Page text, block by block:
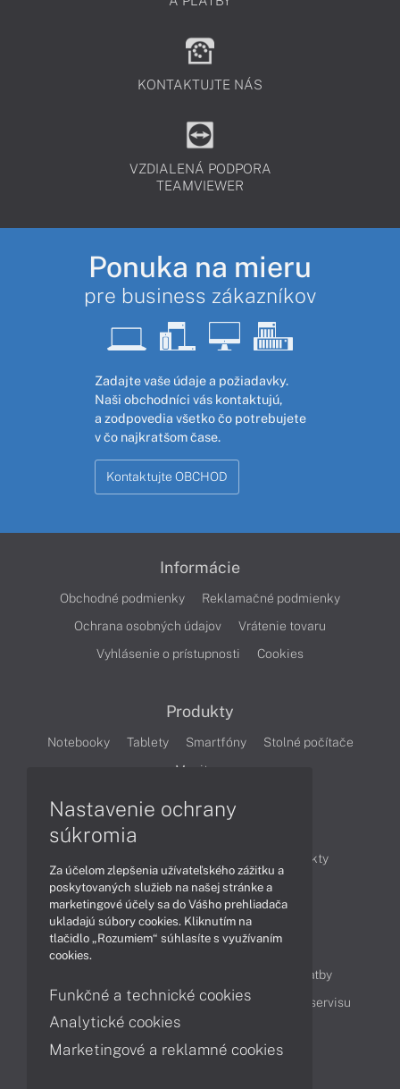
KONTAKTUJTE NÁS
VZDIALENÁ PODPORA
TEAMVIEWER
Ponuka na mieru
pre business zákazníkov
Zadajte vaše údaje a požiadavky.
Naši obchodníci vás kontaktujú,
a zodpovedia všetko čo potrebujete
v čo najkratšom čase.
Kontaktujte OBCHOD
Informácie
Obchodné podmienky
Reklamačné podmienky
Ochrana osobných údajov
Vrátenie tovaru
Vyhlásenie o prístupnosti
Cookies
Produkty
Notebooky Tablety Smartfóny
Stolné počítače
Monitory
Produkty
Technológie
Videá
Obsah
Možnosti doručenia a platby
Podpora a servis
Servisné služby Cenník servisu
Kontakty
Nastavenie ochrany
súkromia
Za účelom zlepšenia užívateľského zážitku a
poskytovaných služieb na našej stránke a
marketingové účely sa do Vášho prehliadača
ukladajú súbory cookies. Kliknutím na
tlačidlo „Rozumiem“ súhlasíte s využívaním
cookies.
Funkčné a technické cookies
Analytické cookies
Marketingové a reklamné cookies